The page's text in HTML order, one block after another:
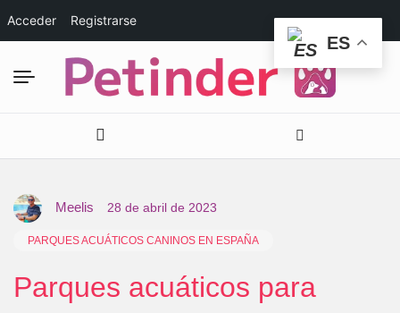
Acceder Registrarse
Meelis 28 de abril de 2023
PARQUES ACUÁTICOS CANINOS EN ESPAÑA
Parques acuáticos para
ES